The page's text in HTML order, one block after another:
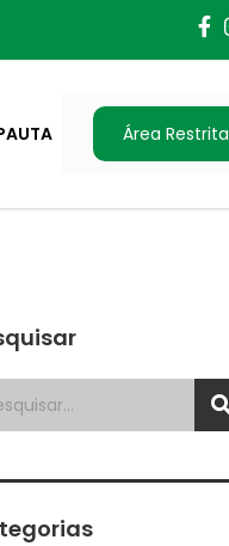
Área Restrita